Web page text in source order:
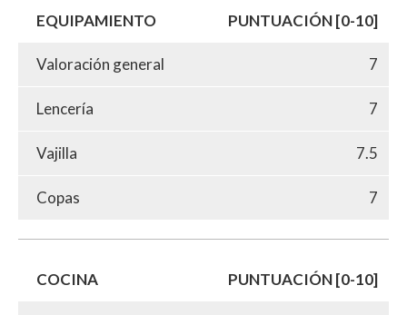
EQUIPAMIENTO PUNTUACIÓN [0-10]
Valoración general 7
Lencería 7
Vajilla 7.5
Copas 7
COCINA PUNTUACIÓN [0-10]